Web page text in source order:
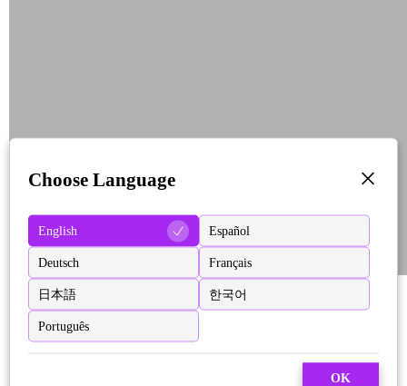
Choose Language
English Español
Deutsch Français
日本語 한국어
Português
OK